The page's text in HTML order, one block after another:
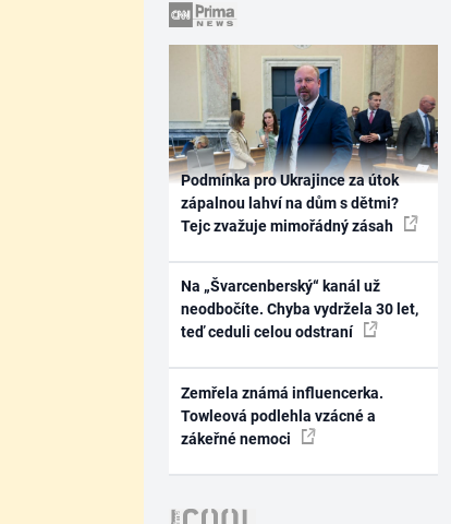
Podmínka pro Ukrajince za útok
zápalnou lahví na dům s dětmi?
Tejc zvažuje mimořádný zásah
Na „Švarcenberský“ kanál už
neodbočíte. Chyba vydržela 30 let,
teď ceduli celou odstraní
Zemřela známá influencerka.
Towleová podlehla vzácné a
zákeřné nemoci